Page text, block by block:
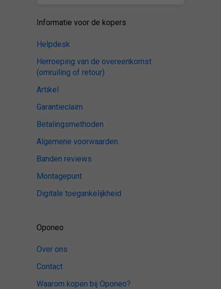
Informatie voor de kopers
Helpdesk
Herroeping van de overeenkomst
(omruiling of retour)
Artikel
Garantieclaim
Betalingsmethoden
Algemene voorwaarden
Banden reviews
Montagepunt
Digitale toegankelijkheid
Oponeo
Over ons
Contact
Waarom kopen bij Oponeo?